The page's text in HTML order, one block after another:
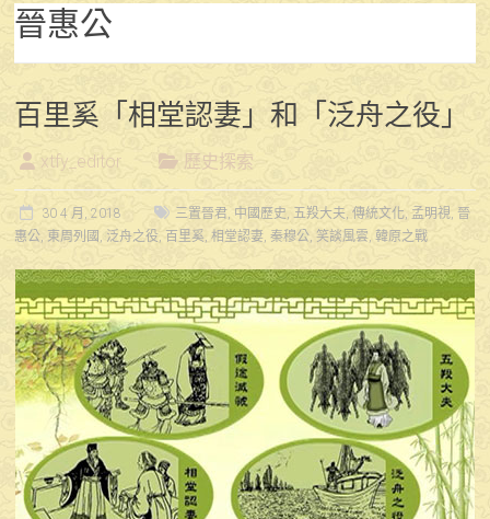
晉惠公
百里奚「相堂認妻」和「泛舟之役」
xtfy_editor 歷史探索
30 4 月, 2018 三置晉君, 中國歷史,五羖大夫,傳統文化, 孟明視, 晉
惠公, 東周列國 , 泛舟之役, 百里奚,相堂認妻, 秦穆公,笑談風雲,韓原之戰